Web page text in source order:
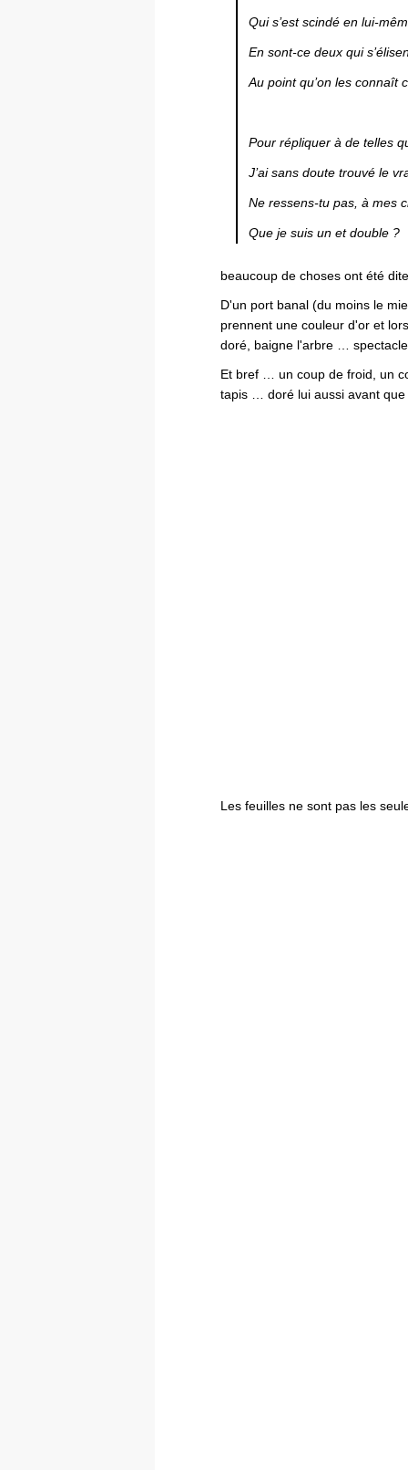
Qui s’est scindé en lui-
En sont-ce deux qui
Au point qu’on les connaît
Pour répliquer à de telles
J’ai sans doute trouvé le
Ne ressens-tu pas, à mes
Que je suis un et double ?
beaucoup de choses ont été
D'un port banal (du moins le
prennent une couleur d'or et
doré, baigne l'arbre …
Et bref … un coup de froid, un
tapis … doré lui aussi avant
Les feuilles ne sont pas les